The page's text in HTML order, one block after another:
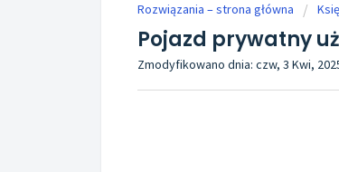
Rozwiązania – strona główna
Pojazd prywatny
Zmodyfikowano dnia: czw, 3 Kwi,